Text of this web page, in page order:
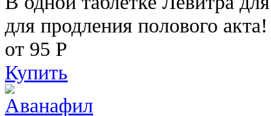
для продления полового акта!
от 95 Р
Купить